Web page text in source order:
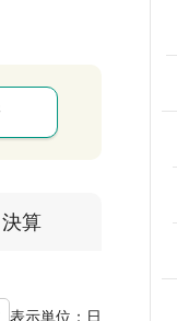
決算
表示単位： 日